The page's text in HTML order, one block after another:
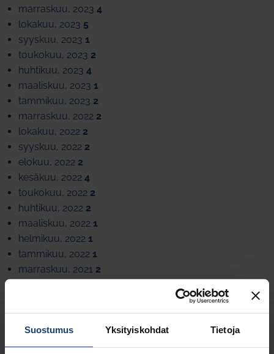
Suostumus Yksityiskohdat Tietoja
marraskuu, 2023 4
lokakuu, 2023 5
syyskuu, 2023 1
toukokuu, 2023 2
huhtikuu, 2023 4
maaliskuu, 2023 1
tammikuu, 2023 2
marraskuu, 2022 2
lokakuu, 2022 2
syyskuu, 2022 2
elokuu, 2022 2
kesäkuu, 2022 4
toukokuu, 2022 2
huhtikuu, 2022 2
maaliskuu, 2022 1
helmikuu, 2022 1
tammikuu, 2022 1
marraskuu, 2021 2
kesäkuu, 20212
toukokuu, 2021
huhtikuu, 20212